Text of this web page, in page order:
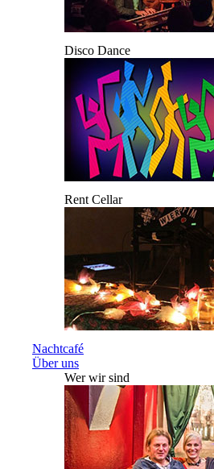
Disco Dance
Rent Cellar
Nachtcafé
Über uns
Wer wir sind